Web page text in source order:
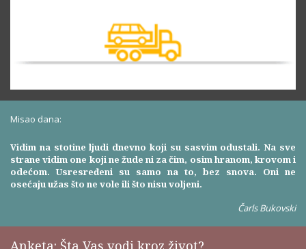
Misao dana:
Vidim na stotine ljudi dnevno koji su sasvim odustali. Na sve
strane vidim one koji ne žude ni za čim, osim hranom, krovom i
odećom. Usresređeni su samo na to, bez snova. Oni ne
osećaju užas što ne vole ili što nisu voljeni.
Čarls Bukovski
Anketa: Šta Vas vodi kroz život?